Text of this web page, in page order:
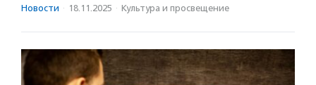
Новости · 18.11.2025 · Культура и просвещение